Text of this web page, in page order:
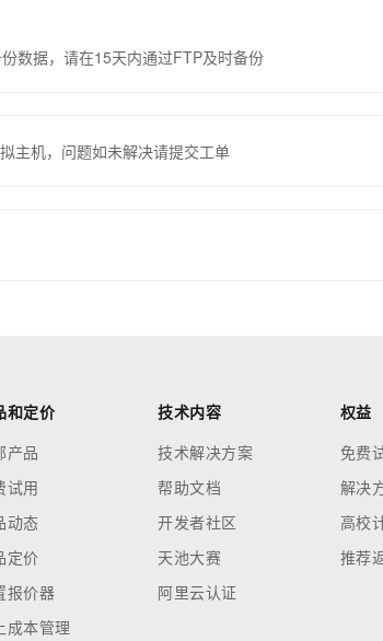
数据，请在15天内通过FTP及时备份
主机，问题如未解决请提交工单